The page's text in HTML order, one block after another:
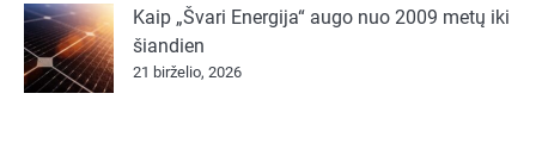
Kaip „Švari Energija“ augo nuo 2009 metų iki
šiandien
21 birželio, 2026